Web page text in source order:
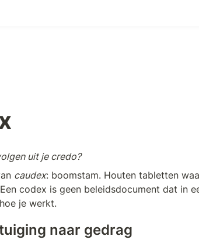
uit je credo?
caudex: boomstam. Houten tabletten
codex is geen beleidsdocument dat in
je werkt.
naar gedrag